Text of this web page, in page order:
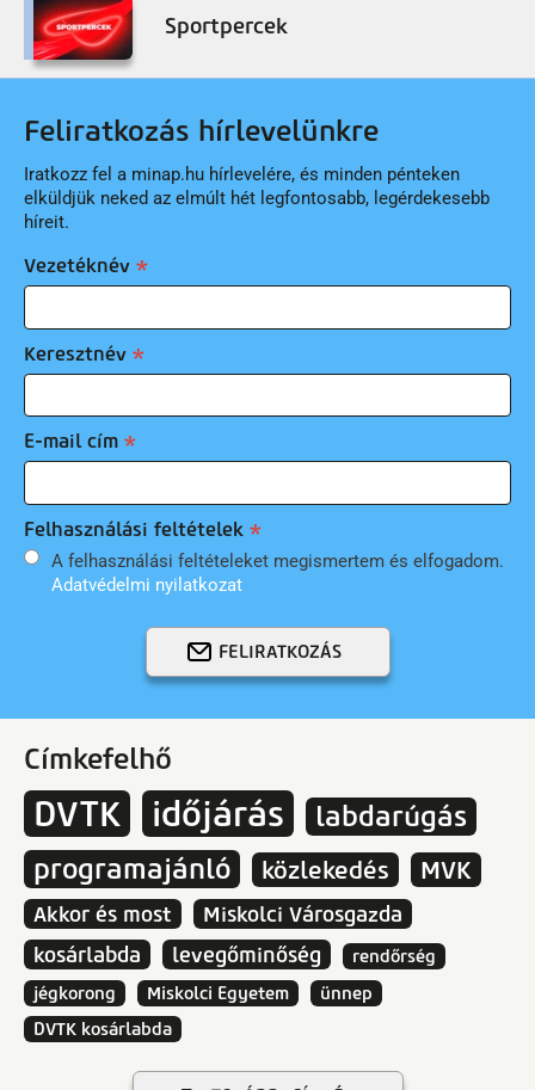
Sportpercek
Feliratkozás hírlevelünkre
Iratkozz fel a minap.hu hírlevelére, és minden pénteken
elküldjük neked az elmúlt hét legfontosabb, legérdekesebb
híreit.
Vezetéknév
Keresztnév
E-mail cím
Felhasználási feltételek
A felhasználási feltételeket megismertem és elfogadom.
Adatvédelmi nyilatkozat
FELIRATKOZÁS
Címkefelhő
DVTK időjárás
labdarúgás
programajánló
közlekedés MVK
Akkor és most
Miskolci Városgazda
kosárlabda
levegőminőség
rendőrség
jégkorong
Miskolci Egyetem
ünnep
DVTK kosárlabda